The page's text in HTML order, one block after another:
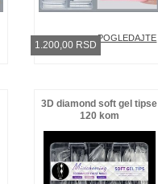
POGLEDAJTE
1.200,00 RSD
3D diamond soft gel tipse
120 kom